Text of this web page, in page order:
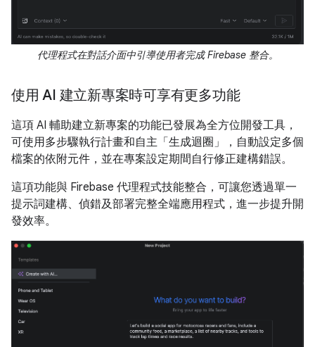
代理程式在對話介面中引導使用者完成 Firebase 整合。
使用 AI 建立新專案時可享有更多功能
這項 AI 輔助建立新專案的功能已發展為全方位開發工具，
可使用多步驟執行計畫和自主「生成迴圈」，自動設定多個
檔案的依附元件，並在專案設定期間自行修正建構錯誤。
這項功能與 Firebase 代理程式技能整合，可讓您透過單一
提示詞建構、偵錯及部署完整全端應用程式，進一步提升開
發效率。